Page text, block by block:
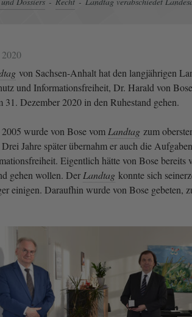
von Sachsen-Anhalt hat den langjährigen
und Informationsfreiheit, Dr. Harald von
31. Dezember 2020 in den Ruhestand gehen.
wurde von Bose vom Landtag zum
Jahre später übernahm er auch die
Eigentlich hätte von Bose bereits
gehen wollen. Der Landtag konnte sich
einigen. Daraufhin wurde von Bose gebeten,